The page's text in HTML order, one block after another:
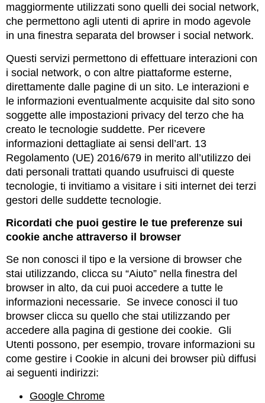
maggiormente utilizzati sono quelli dei social network,
che permettono agli utenti di aprire in modo agevole
in una finestra separata del browser i social network.
Questi servizi permettono di effettuare interazioni con
i social network, o con altre piattaforme esterne,
direttamente dalle pagine di un sito. Le interazioni e
le informazioni eventualmente acquisite dal sito sono
soggette alle impostazioni privacy del terzo che ha
creato le tecnologie suddette. Per ricevere
informazioni dettagliate ai sensi dell’art. 13
Regolamento (UE) 2016/679 in merito all’utilizzo dei
dati personali trattati quando usufruisci di queste
tecnologie, ti invitiamo a visitare i siti internet dei terzi
gestori delle suddette tecnologie.
Ricordati che puoi gestire le tue preferenze sui
cookie anche attraverso il browser
Se non conosci il tipo e la versione di browser che
stai utilizzando, clicca su “Aiuto” nella finestra del
browser in alto, da cui puoi accedere a tutte le
informazioni necessarie. Se invece conosci il tuo
browser clicca su quello che stai utilizzando per
accedere alla pagina di gestione dei cookie. Gli
Utenti possono, per esempio, trovare informazioni su
come gestire i Cookie in alcuni dei browser più diffusi
ai seguenti indirizzi:
Google Chrome